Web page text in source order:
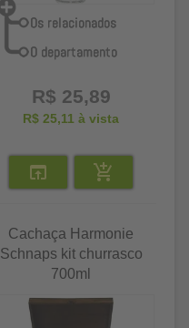
R$ 25,89
R$ 25,11 à vista
Cachaça Harmonie
Schnaps kit churrasco
700ml